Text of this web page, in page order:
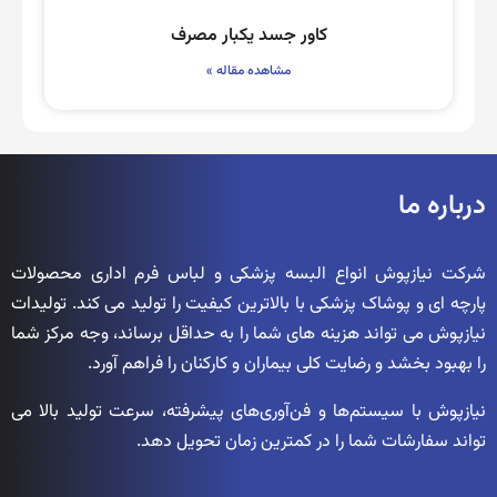
کاور جسد یکبار مصرف
مشاهده مقاله »
درباره ما
شرکت نیازپوش انواع البسه پزشکی و لباس فرم اداری محصولات
پارچه ای و پوشاک پزشکی با بالاترین کیفیت را تولید می کند. تولیدات
نیازپوش می تواند هزینه های شما را به حداقل برساند، وجه مرکز شما
را بهبود بخشد و رضایت کلی بیماران و کارکنان را فراهم آورد.
نیازپوش با سیستم‌ها و فن‌آوری‌های پیشرفته، سرعت تولید بالا می
تواند سفارشات شما را در کمترین زمان تحویل دهد.